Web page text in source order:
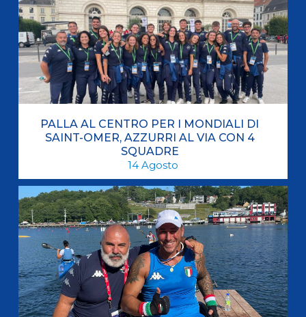
PALLA AL CENTRO PER I MONDIALI DI
SAINT-OMER, AZZURRI AL VIA CON 4
SQUADRE
14 Agosto